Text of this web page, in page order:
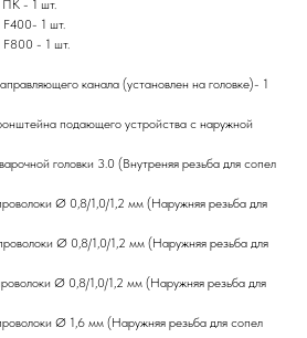
ПК - 1 шт.
1 шт.
F800 - 1 шт.
канала (установлен на головке)- 1
подающего устройства с наружной
головки 3.0 (Внутреняя резьба для сопел
Ø 0,8/1,0/1,2 мм (Наружняя резьба для
Ø 0,8/1,0/1,2 мм (Наружняя резьба для
Ø 0,8/1,0/1,2 мм (Наружняя резьба для
Ø 1,6 мм (Наружняя резьба для сопел